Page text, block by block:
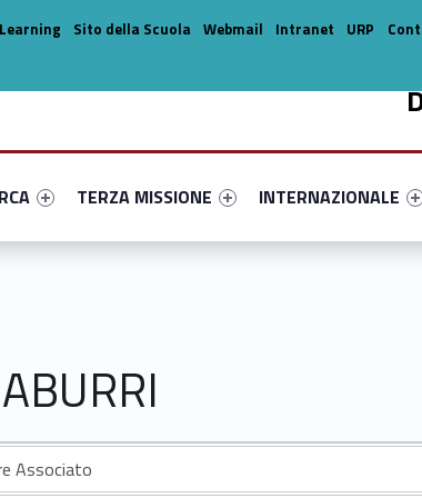
primary-65353-14
#link-menu-primary-27546-33
Link identifier #link-menu-primary-50485-44
TERZA MISSIONE
Link identifier #link-
INTERNAZIONALE
Sito della Scuola Webmail Intranet URP
Associato